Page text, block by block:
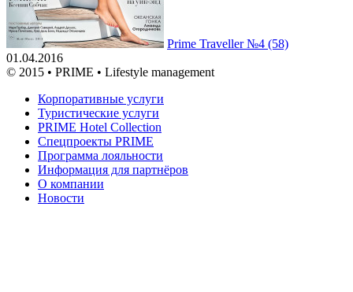
Prime Traveller №4 (58)
01.04.2016
© 2015 • PRIME • Lifestyle management
Корпоративные услуги
Туристические услуги
PRIME Hotel Collection
Спецпроекты PRIME
Программа лояльности
Информация для партнёров
О компании
Новости